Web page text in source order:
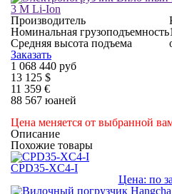
Производитель
Номинальная грузоподъемность
Средняя высота подъема
Заказать
1 068 440 руб
13 125 $
11 359 €
88 567 юаней
Цена меняется от выбранной
Описание
Похожие товары
CPD35-XC4-I
Цена: по